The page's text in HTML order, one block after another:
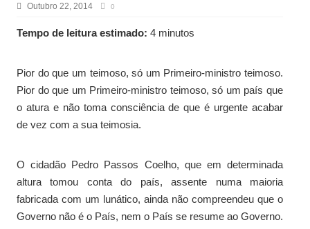
Outubro 22, 2014 0
Tempo de leitura estimado: 4 minutos
Pior do que um teimoso, só um Primeiro-ministro teimoso.
Pior do que um Primeiro-ministro teimoso, só um país que
o atura e não toma consciência de que é urgente acabar
de vez com a sua teimosia.
O cidadão Pedro Passos Coelho, que em determinada
altura tomou conta do país, assente numa maioria
fabricada com um lunático, ainda não compreendeu que o
Governo não é o País, nem o País se resume ao Governo.